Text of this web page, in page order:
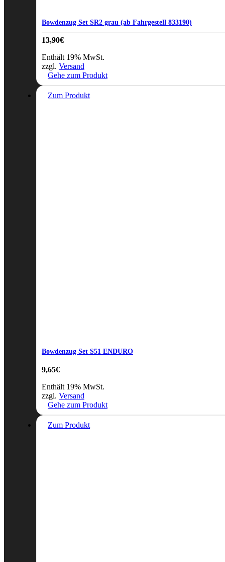
Bowdenzug Set SR2 grau (ab Fahrgestell 833190)
13,90€
Enthält 19% MwSt.
zzgl. Versand
Gehe zum Produkt
Zum Produkt
Bowdenzug Set S51 ENDURO
9,65€
Enthält 19% MwSt.
zzgl. Versand
Gehe zum Produkt
Zum Produkt